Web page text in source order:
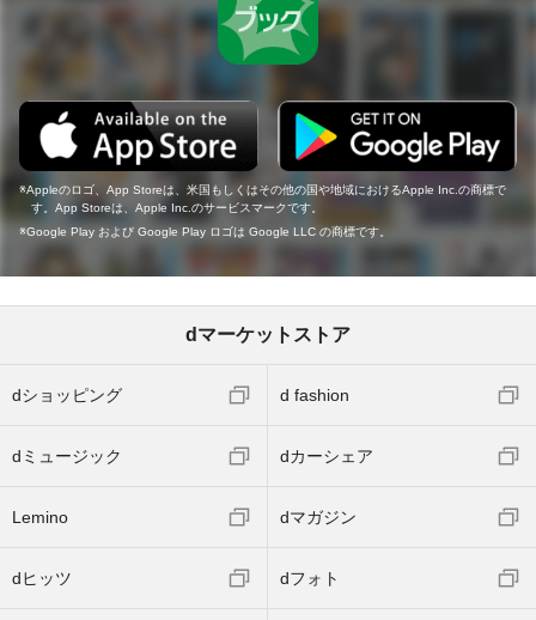
Appleのロゴ、App Storeは、米国もしくはその他の国や地域におけるApple Inc.の商標で
す。App Storeは、Apple Inc.のサービスマークです。
Google Play および Google Play ロゴは Google LLC の商標です。
dマーケットストア
dショッピング d fashion
dミュージック dカーシェア
Lemino dマガジン
dヒッツ dフォト